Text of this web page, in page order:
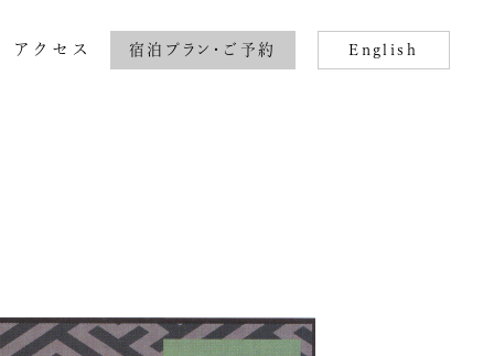
アクセス 宿泊プラン・ご予約 English